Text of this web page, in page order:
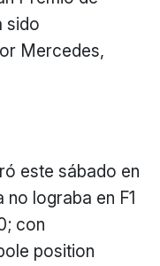
sido
Mercedes,
este sábado en
no lograba en F1
con
position